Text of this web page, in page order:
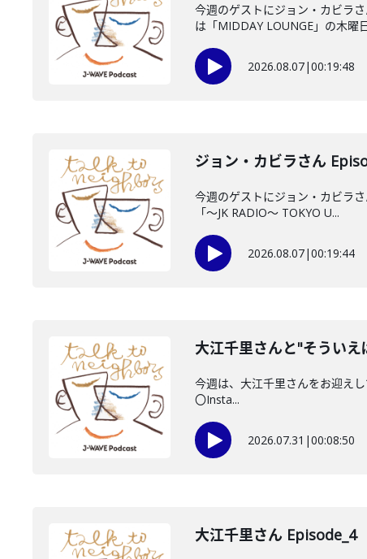
今週のゲストにジョン・カビラ
は「MIDDAY LOUNGE」の木曜
2026.08.07|00:19:48
ジョン・カビラさん
今週のゲストにジョン・カビラ
「〜JK RADIO〜 TOKYO U...
2026.08.07|00:19:44
大江千里さんと"そうい
今週は、大江千里さんをお迎え
〇Insta...
2026.07.31 |00:08:50
大江千里さん Episode_4